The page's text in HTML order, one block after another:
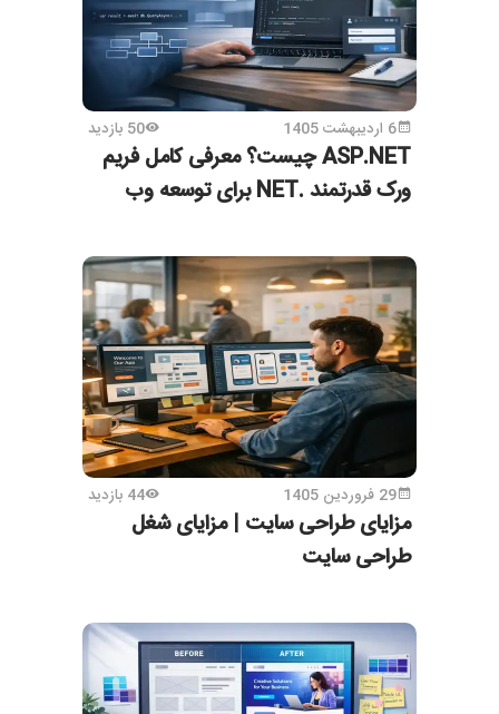
6 اردیبهشت 1405 50 بازدید
ASP.NET چیست؟ معرفی کامل فریم‌
ورک قدرتمند .NET برای توسعه وب
29 فروردین 1405 44 بازدید
مزایای طراحی سایت | مزایای شغل
طراحی سایت